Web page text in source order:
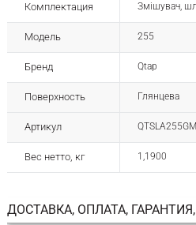
Комплектация Змішувач,
Модель 255
Бренд Qtap
Поверхность Глянцева
Артикул
Вес нетто, кг 1,1900
ДОСТАВКА, ОПЛАТА,